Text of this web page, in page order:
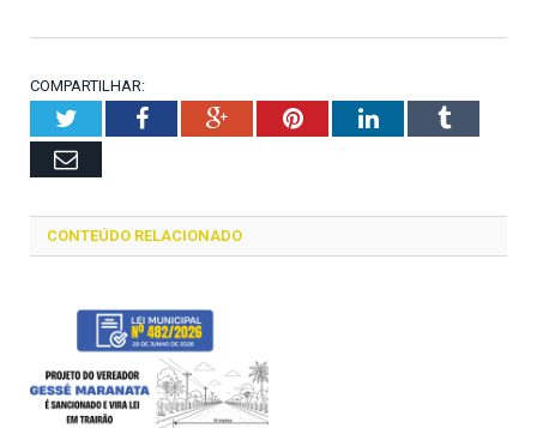
COMPARTILHAR:
TwitterFacebookGoogle+PinterestLinkedInTumblr
Email
CONTEÚDO RELACIONADO